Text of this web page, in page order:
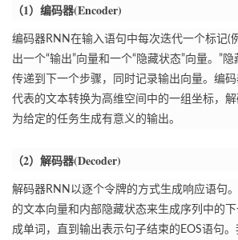
（1）编码器(Encoder)
编码器RNN在输入语句中每次迭代一个标记(
出一个“输出”向量和一个“隐藏状态”向量。 ”隐
传递到下一个步骤，同时记录输出向量。 编
代表的文本转换为高维空间中的一组坐标，
为给定的任务生成有意义的输出。
（2）解码器(Decoder)
解码器RNN以逐个令牌的方式生成响应语句。
的文本向量和内部隐藏状态来生成序列中的下
成单词，直到输出表示句子结束的EOS语句。